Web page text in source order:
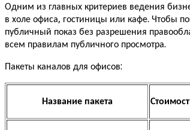
Одним из главных критериев ведения
в холе офиса, гостиницы или кафе. Чтобы
публичный показ без разрешения
всем правилам публичного просмотра.
Пакеты каналов для офисов:
Название пакета